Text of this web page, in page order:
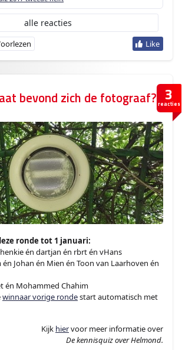
alle reacties
3
reacties
bevond zich de fotograaf?
ronde tot 1 januari:
én dartjan én rbrt én vHans
én Johan én Mien én Toon van Laarhoven én
én Mohammed Chahim
winnaar vorige rondestart automatisch met
Kijk hiervoor meer informatie over
De kennisquiz over Helmond.